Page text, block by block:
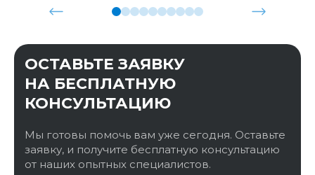
ОСТАВЬТЕ ЗАЯВКУ
НА БЕСПЛАТНУЮ
КОНСУЛЬТАЦИЮ
Мы готовы помочь вам уже сегодня. Оставьте
заявку, и получите бесплатную консультацию
от наших опытных специалистов.